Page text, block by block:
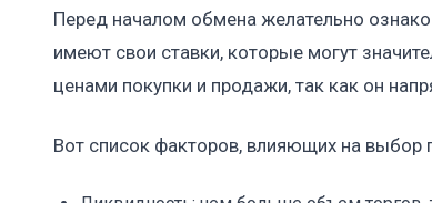
Перед началом обмена желательно
имеют свои ставки, которые могут
ценами покупки и продажи, так как он
Вот список факторов, влияющих на выбор